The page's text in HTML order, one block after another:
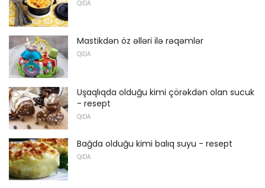
QIDA
Mastikdən öz əlləri ilə rəqəmlər
QIDA
Uşaqlıqda olduğu kimi çörəkdən olan sucuk
- resept
QIDA
Bağda olduğu kimi balıq suyu - resept
QIDA